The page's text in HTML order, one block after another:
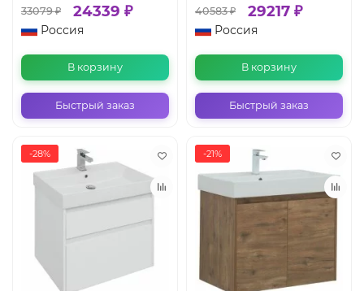
33079 ₽ 24339 ₽
Россия
В корзину
Быстрый заказ
40583 ₽ 29217 ₽
Россия
В корзину
Быстрый заказ
-28% -21%